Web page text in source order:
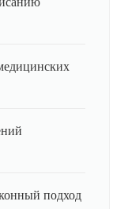
подход